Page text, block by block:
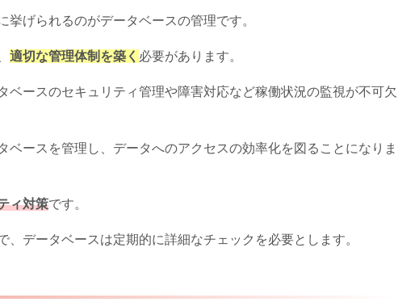
げられるのがデータベースの管理です。
適切な管理体制を築く 必要があります。
ベースのセキュリティ管理や障害対応など稼働状況の監視が不可欠
ースを管理し、データへのアクセスの効率化を図ることになりま
ィ対策です。
データベースは定期的に詳細なチェックを必要とします。